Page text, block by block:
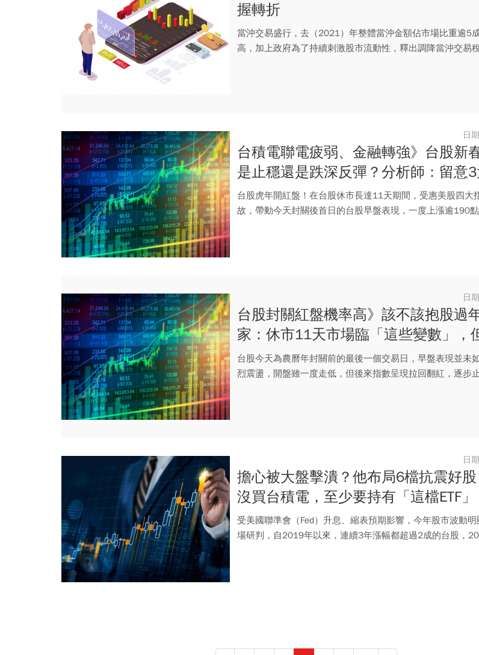
握轉折
當沖交易盛行，去（2021）年整體當沖金額佔市場比重逾5
高，加上政府為了持續刺激股市流動性，釋出調降當沖交易
台積電聯電疲弱、金融轉強》台股新
是止穩還是跌深反彈？分析師：留意
台股虎年開紅盤！在台股休市長達11天期間，受惠美股四大
故，帶動今天封關後首日的台股早盤表現，一度上漲逾190
台股封關紅盤機率高》該不該抱股過
家：休市11天市場臨「這些變數」，
投資人，不用調整持股
台股今天為農曆年封關前的最後一個交易日，早盤表現並未
烈震盪，開盤雖一度走低，但後來指數呈現拉回翻紅，逐步
擔心被大盤擊潰？他布局6檔抗震好
沒買台積電，至少要持有「這檔ETF」
受美國聯準會（Fed）升息、縮表預期影響，今年股市波動
場研判，自2019年以來，連續3年漲幅都超過2成的台股，